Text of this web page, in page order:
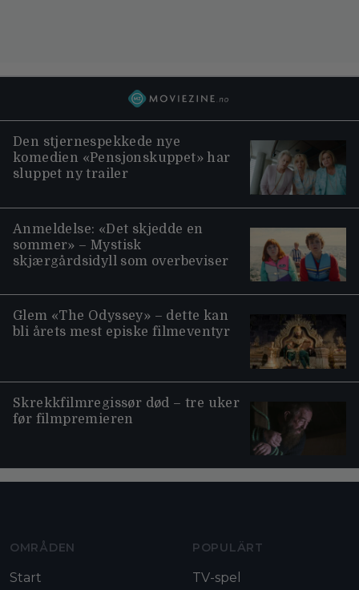
Den stjernespekkede nye
komedien «Pensjonskuppet» har
sluppet ny trailer
Anmeldelse: «Det skjedde en
sommer» – Mystisk
skjærgårdsidyll som overbeviser
Glem «The Odyssey» – dette kan
bli årets mest episke filmeventyr
Skrekkfilmregissør død – tre uker
før filmpremieren
OMRÅDEN
Start
POPULÄRT
TV-spel